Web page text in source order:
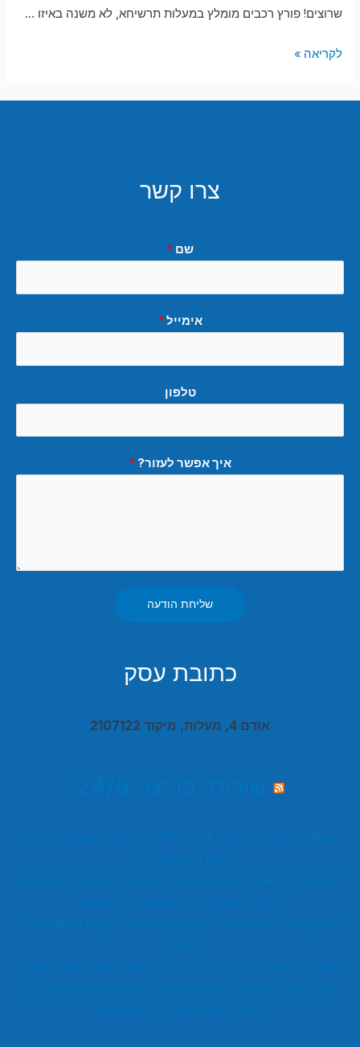
שרוצים! פורץ רכבים מומלץ במעלות תרשיחא, לא משנה באיזו …
פורץ
לקריאה »
צרו קשר
שם*
אימייל*
טלפון
איך אפשר לעזור?*
שליחת הודעה
כתובת עסק
אודם 4, מעלות, מיקוד 2107122